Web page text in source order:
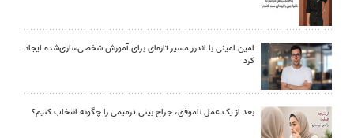
امین امینی با اندرز مسیر تازه‌ای برای آموزش شخصی‌سازی‌شده ایجاد
کرد
بعد از یک عمل ناموفق، جراح بینی ترمیمی را چگونه انتخاب کنیم؟